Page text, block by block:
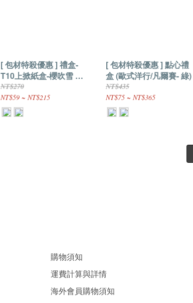
[ 包材特殺優惠 ] 禮盒-
T10上掀紙盒-櫻吹雪 原
裝10入(內有分裝規格)
NT$270
NT$59 ~ NT$215
[ 包材特殺優惠 ] 點心禮
盒 (歐式洋行/凡爾賽- 綠)
NT$435
NT$75 ~ NT$365
購物須知
運費計算與詳情
海外會員購物須知